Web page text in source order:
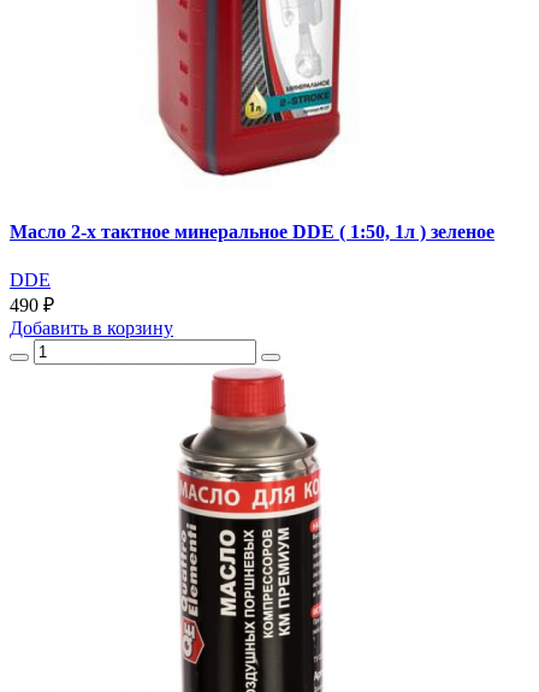
Масло 2-х тактное минеральное DDE ( 1:50, 1л ) зеленое
DDE
490 ₽
Добавить в корзину